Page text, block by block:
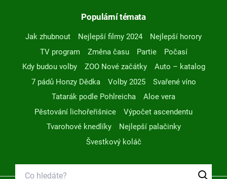
Populární témata
Jak zhubnout Nejlepší filmy 2024
Nejlepší horory
TV program
Změna času Partie
Počasí
Kdy budou volby
ZOO Nové začátky
Auto – katalog
7 pádů Honzy Dědka
Volby 2025
Svařené víno
Tatarák podle Pohlreicha
Aloe vera
Pěstování lichořeřišnice
Výpočet ascendentu
Tvarohové knedlíky
Nejlepší palačinky
Švestkový koláč